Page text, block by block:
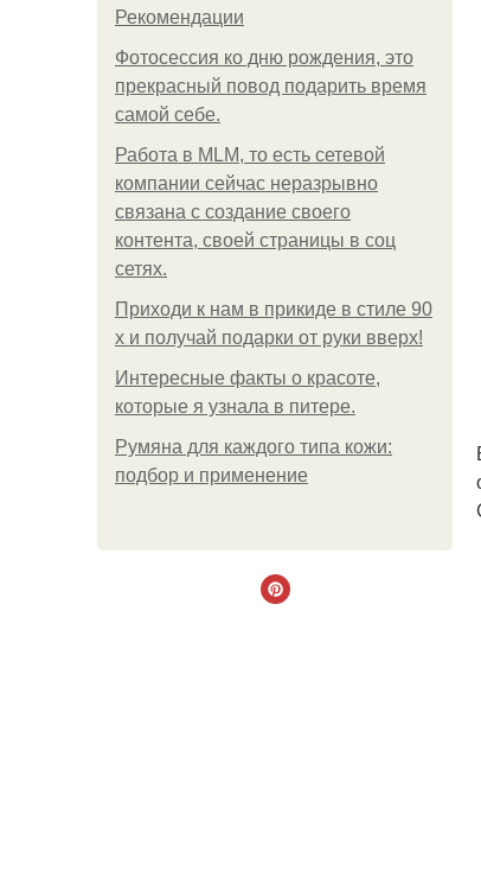
Рекомендации
Фотосессия ко дню рождения, это
прекрасный повод подарить время
самой себе.
Работа в MLM, то есть сетевой
компании сейчас неразрывно
связана с создание своего
контента, своей страницы в соц
сетях.
Приходи к нам в прикиде в стиле 90
х и получай подарки от руки вверх!
Интересные факты о красоте,
которые я узнала в питере.
Румяна для каждого типа кожи:
подбор и применение